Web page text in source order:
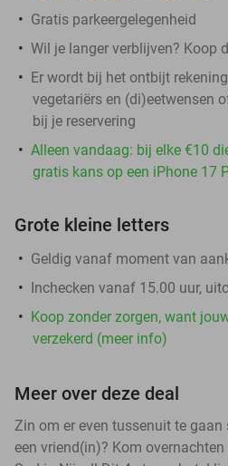
Gratis parkeergelegenheid
Wil je langer verblijven? Koop
Er wordt bij het ontbijt
vegetariërs en (di)eetwensen
bij je reservering
Alleen vandaag: bij elke €10
gratis kans op een iPhone 17
Grote kleine letters
Geldig vanaf moment van
Inchecken vanaf 15.00 uur,
Koop zonder zorgen, want
verzekerd (meer info)
Meer over deze deal
Zin om er even tussenuit te
een vriend(in)? Kom